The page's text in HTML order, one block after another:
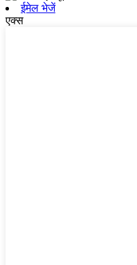
ईमेल भेजें
एक्स